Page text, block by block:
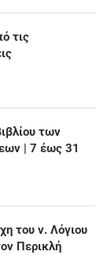
τις
των
| 7 έως 31
του ν. Λόγιου
Περικλή